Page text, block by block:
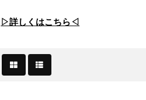
▷詳しくはこちら◁